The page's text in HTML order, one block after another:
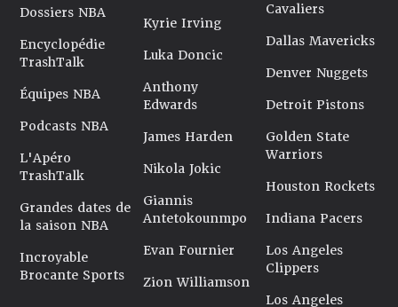
Dossiers NBA
Encyclopédie
TrashTalk
Équipes NBA
Podcasts NBA
L'Apéro
TrashTalk
Grandes dates de
la saison NBA
Incroyable
Brocante Sports
Kyrie Irving
Luka Doncic
Anthony
Edwards
James Harden
Nikola Jokic
Giannis
Antetokounmpo
Evan Fournier
Zion Williamson
Cavaliers
Dallas Mavericks
Denver Nuggets
Detroit Pistons
Golden State
Warriors
Houston Rockets
Indiana Pacers
Los Angeles
Clippers
Los Angeles